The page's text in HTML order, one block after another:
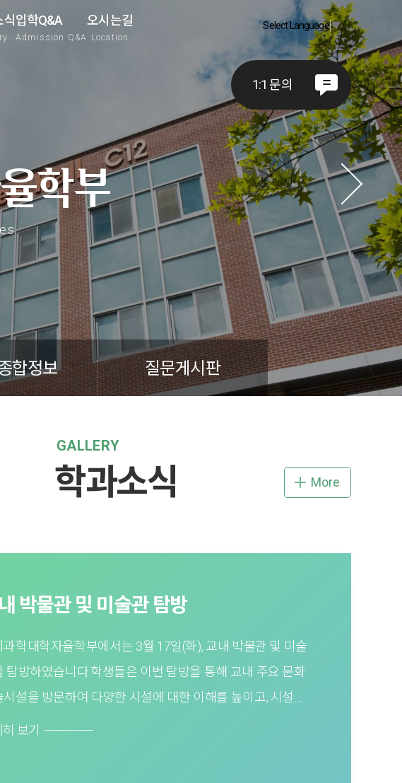
식입학Q&A
Admission Q&A
오시는길
Location
Select Language▼
1:1 문의
합정보 질문게시판
학부
GALLERY
학과소식 More
박물관 및 미술관 탐방
과학대학자율학부에서는 3월 17일(화), 교내 박물관 및 미술
탐방하였습니다.학생들은 이번 탐방을 통해 교내 주요 문화
시설을 방문하여 다양한 시설에 대한 이해를 높이고, 시설을
이용해 보는 경험을 가졌습니다.
히 보기 ────